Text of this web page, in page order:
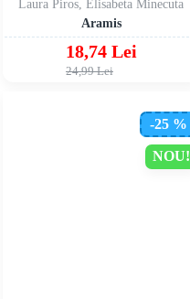
Laura Piros, Elisabeta Minecuta
Aramis
18,74 Lei
24,99 Lei
NOU!
-25 %